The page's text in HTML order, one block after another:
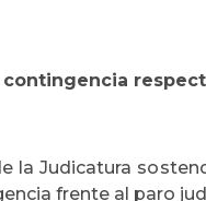
la Judicatura
frente al paro